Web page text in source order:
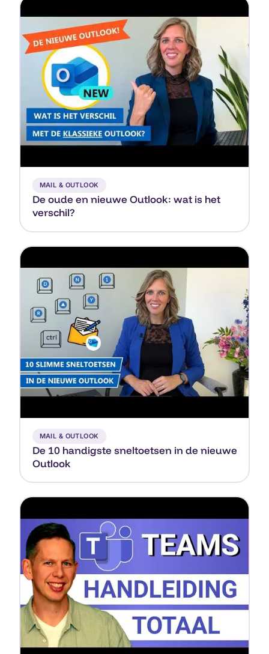
MAIL & OUTLOOK
De oude en nieuwe Outlook: wat is het
verschil?
MAIL & OUTLOOK
De 10 handigste sneltoetsen in de nieuwe
Outlook